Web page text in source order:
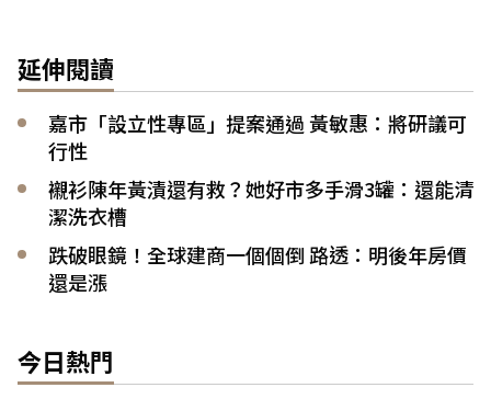
延伸閱讀
嘉市「設立性專區」提案通過 黃敏惠：將研議可
行性
襯衫陳年黃漬還有救？她好市多手滑3罐：還能清
潔洗衣槽
跌破眼鏡！全球建商一個個倒 路透：明後年房價
還是漲
今日熱門